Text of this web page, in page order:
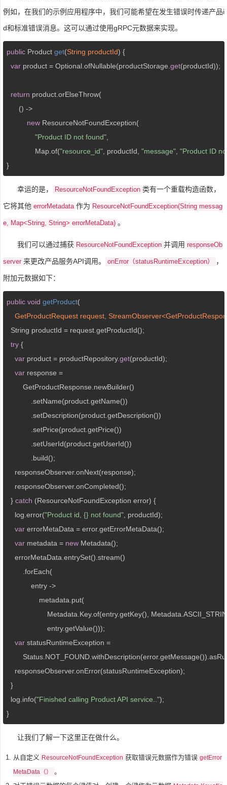
例如，在我们的示例应用程序中，我们可能希望在发生错误时传递产品i
d和标准错误消息。这可以通过使用gRPC元数据来实现。
public Product get(String productId) {
var product = Optional.ofNullable(productStorage.get(productId));
return product.orElseThrow(
      () ->
new ResourceNotFoundException(
"Product ID not found"
              Map.of(
"resource_id" , productId, "message" , "Product ID
}
幸运的是， ResourceNotFoundException 类有一个重载构造函数，
它将其他 errorMetadata 作为 ResourceNotFoundException(String messag
e, Map<String, String> errorMetaData) 。
我们可以通过捕获 ResourceNotFoundException 并调用 responseOb
server 来更改产品服务API调用。 onError（statusRuntimeException） ，
附加元数据如下：
public void getProduct(
GetProductRequest request,
  String productId = request.getProductId();
try {
var product = productRepository.get(productId);
var response =
        GetProductResponse.newBuilder()
            .setName(product.getName())
            .setDescription(product.getDescription())
            .setPrice(product.getPrice())
            .setUserId(product.getUserId())
            .build();
    responseObserver.onNext(response);
    responseObserver.onCompleted();
  }
catch (ResourceNotFoundException error) {
    log.error(
"Product id, {} not found" , productId);
var errorMetaData = error.getErrorMetaData();
var metadata = new Metadata();
    errorMetaData.entrySet().stream()
        .forEach(
            entry ->
                metadata.put(
Metadata.Key.of(entry.getKey(),
                    entry.getValue()));
var statusRuntimeException =
    responseObserver.onError(statusRuntimeException);
  }
  log.info(
"Finished calling Product API service..");
}
让我们了解一下这里正在做什么。
从自定义 ResourceNotFoundException 获取错误元数据作为错误 getError
MetaData（）
。